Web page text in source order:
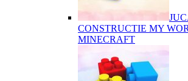
CONSTRUCTIE MY
MINECRAFT